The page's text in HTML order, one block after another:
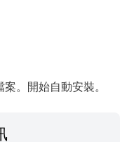
。開始自動安裝。